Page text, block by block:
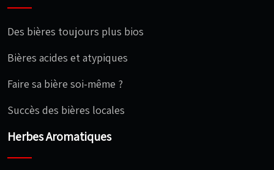
Des bières toujours plus bios
Bières acides et atypiques
Faire sa bière soi-même ?
Succès des bières locales
Herbes Aromatiques